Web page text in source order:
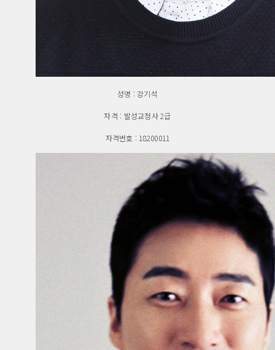
성명 : 강기석
자격 : 발성교정사 2급
자격번호 : 18200011